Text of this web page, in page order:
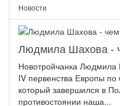
Новости
Людмила Шахова -
Новотройчанка Людмила
IV первенства Европы по
который завершился в
противостоянии наша...